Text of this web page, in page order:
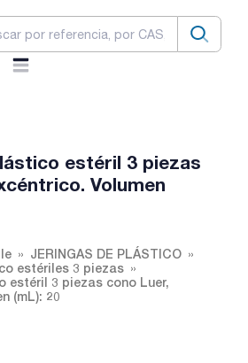
estéril 3 piezas
Volumen
JERINGAS DE PLÁSTICO
estériles 3 piezas
estéril 3 piezas cono Luer,
(mL): 20